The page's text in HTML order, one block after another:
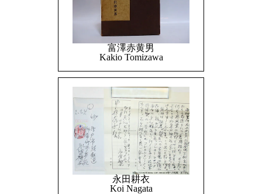
富澤赤黄男
Kakio Tomizawa
永田耕衣
Koi Nagata